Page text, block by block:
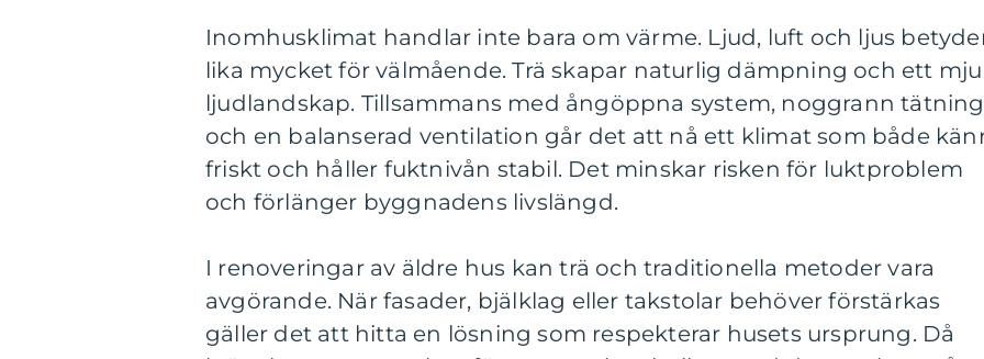
Inomhusklimat handlar inte bara om värme. Ljud, luft och ljus
lika mycket för välmående. Trä skapar naturlig dämpning och ett
ljudlandskap. Tillsammans med ångöppna system, noggrann tätning
och en balanserad ventilation går det att nå ett klimat som både
friskt och håller fuktnivån stabil. Det minskar risken för luktproblem
och förlänger byggnadens livslängd.
I renoveringar av äldre hus kan trä och traditionella metoder vara
avgörande. När fasader, bjälklag eller takstolar behöver förstärkas
gäller det att hitta en lösning som respekterar husets ursprung. Då